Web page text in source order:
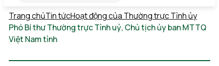
Trang chủTin tứcHoạt động của Thường trực Tỉnh ủy
Phó Bí thư Thường trực Tỉnh uỷ, Chủ tịch ủy ban MTTQ
Việt Nam tỉnh